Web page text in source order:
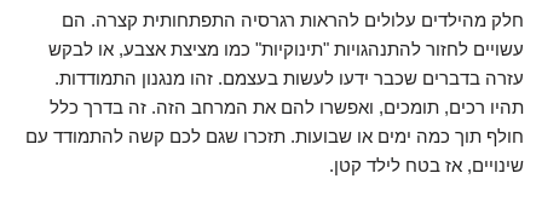
חלק מהילדים עלולים להראות רגרסיה התפתחותית קצרה. הם
עשויים לחזור להתנהגויות "תינוקיות" כמו מציצת אצבע, או לבקש
עזרה בדברים שכבר ידעו לעשות בעצמם. זהו מנגנון התמודדות.
תהיו רכים, תומכים, ואפשרו להם את המרחב הזה. זה בדרך כלל
חולף תוך כמה ימים או שבועות. תזכרו שגם לכם קשה להתמודד עם
שינויים, אז בטח לילד קטן.